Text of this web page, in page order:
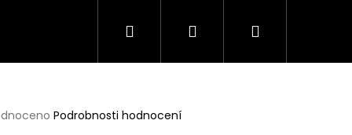
Hledat PřihlášeníNákupní
Podrobnosti hodnocení